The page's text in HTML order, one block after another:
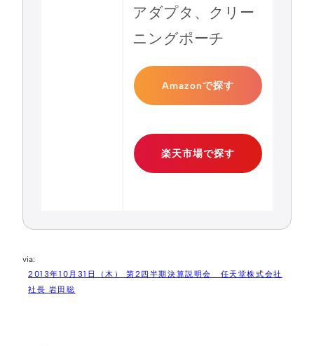
アダプタ、クリー
ニングポーチ
Amazonで探す
楽天市場で探す
2013年10月31日（木） 第2四半期決算説明会 任天堂株式会社
社長 岩田聡